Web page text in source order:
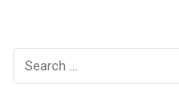
Search
for: